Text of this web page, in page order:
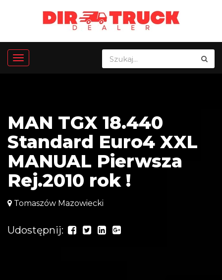
MAN TGX 18.440
Standard Euro4 XXL
MANUAL Pierwsza
Rej.2010 rok !
Tomaszów Mazowiecki
Udostępnij: